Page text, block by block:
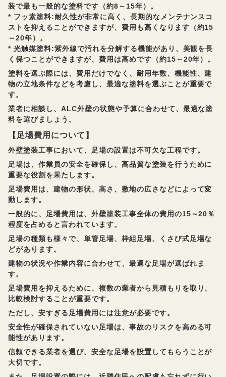
装で最も一般的な塗料です（約8～15年）。
* フッ素塗料:耐久性が非常に高く、長期的なメンテナンスコ
ストを抑えることができますが、費用も高くなります（約15
～20年）。
* 光触媒塗料:紫外線で汚れを分解する機能があり、美観を長
く保つことができますが、費用は高めです（約15～20年）。
塗料を選ぶ際には、費用だけでなく、耐用年数、機能性、建
物の立地条件などを考慮し、最適な塗料を選ぶことが重要で
す。
業者に相談し、ALC外壁の状態や予算に合わせて、最適な塗
料を選びましょう。
【足場費用について】
外壁塗装工事において、足場の設置は不可欠な工程です。
足場は、作業員の安全を確保し、高品質な塗装を行うために
重要な役割を果たします。
足場費用は、建物の形状、高さ、敷地の広さなどによって変
動します。
一般的に、足場費用は、外壁塗装工事全体の費用の15～20％
程度を占めると言われています。
足場の種類も様々で、単管足場、枠組足場、くさび式足場な
どがあります。
建物の状況や作業内容に合わせて、最適な足場が選ばれま
す。
足場費用を抑えるために、複数の業者から見積もりを取り、
比較検討することが重要です。
ただし、安すぎる足場費用には注意が必要です。
安全性が確保されていない足場は、事故のリスクを高める可
能性があります。
信頼できる業者を選び、安全な足場を設置してもらうことが
大切です。